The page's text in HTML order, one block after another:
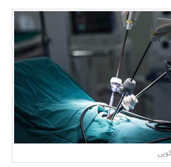
بانک، بیمه و سرمایه
مسکن و ساختمان